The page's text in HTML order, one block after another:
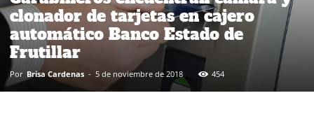
clonador de tarjetas en cajero
automático Banco Estado de
Frutillar
Por Brisa Cardenas - 5 de noviembre de 2018 454